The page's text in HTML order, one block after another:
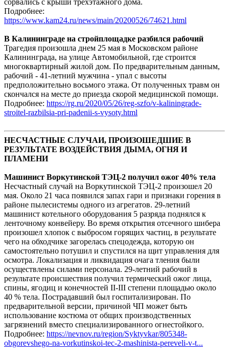
Подробнее:
https://www.kam24.ru/news/main/20200526/74621.html
В Калининграде на стройплощадке разбился рабочий
Трагедия произошла днем 25 мая в Московском районе
Калининграда, на улице Автомобильной, где строится
многоквартирный жилой дом. По предварительным данным,
рабочий - 41-летний мужчина - упал с высоты
предположительно восьмого этажа. От полученных травм он
скончался на месте до приезда скорой медицинской помощи.
Подробнее: https://rg.ru/2020/05/26/reg-szfo/v-kaliningrade-
stroitel-razbilsia-pri-padenii-s-vysoty.html
НЕСЧАСТНЫЕ СЛУЧАИ, ПРОИЗОШЕДШИЕ В
РЕЗУЛЬТАТЕ ВОЗДЕЙСТВИЯ ДЫМА, ОГНЯ И
ПЛАМЕНИ
Машинист Воркутинской ТЭЦ-2 получил ожог 40% тела
Несчастный случай на Воркутинской ТЭЦ-2 произошел 20
мая. Около 21 часа появился запах гари и признаки горения в
районе пылесистемы одного из агрегатов. 29-летний
машинист котельного оборудования 5 разряда поднялся к
ленточному конвейеру. Во время открытия отсечного шибера
произошел хлопок с выбросом горящих частиц, в результате
чего на обходчике загорелась спецодежда, которую он
самостоятельно потушил и спустился на щит управления для
осмотра. Локализация и ликвидация очага тления были
осуществлены силами персонала. 29-летний рабочий в
результате происшествия получил термический ожог лица,
спины, ягодиц и конечностей II-III степени площадью около
40 % тела. Пострадавший был госпитализирован. По
предварительной версии, причиной ЧП может быть
использование костюма от общих производственных
загрязнений вместо специализированного огнестойкого.
Подробнее: https://nevnov.ru/region/Syktyvkar/805348-
obgorevshego-na-vorkutinskoi-tec-2-mashinista-pereveli-v-t...